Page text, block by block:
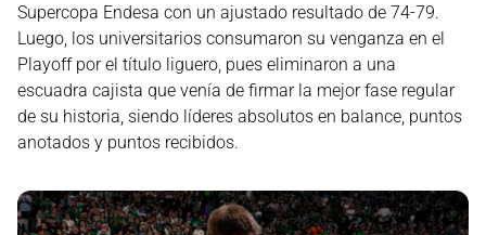
Supercopa Endesa con un ajustado resultado de 74-79.
Luego, los universitarios consumaron su venganza en el
Playoff por el título liguero, pues eliminaron a una
escuadra cajista que venía de firmar la mejor fase regular
de su historia, siendo líderes absolutos en balance, puntos
anotados y puntos recibidos.